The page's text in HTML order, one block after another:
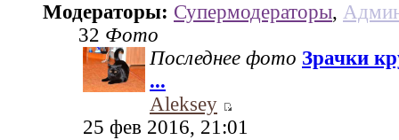
Модераторы: Супермодераторы,
32 Фото
Последнее фото Зрачки
...
Aleksey
25 фев 2016, 21:01